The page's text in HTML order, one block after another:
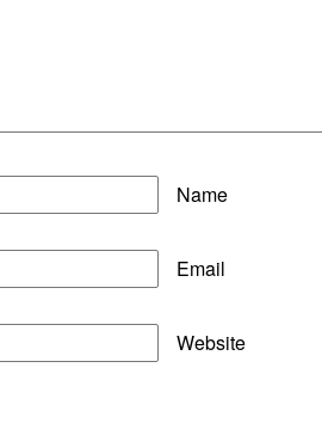
Name
Email
Website